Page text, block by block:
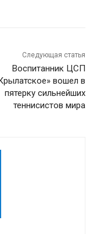
Следующая статья
Воспитанник ЦСП
вошел в
пятерку сильнейших
теннисистов мира